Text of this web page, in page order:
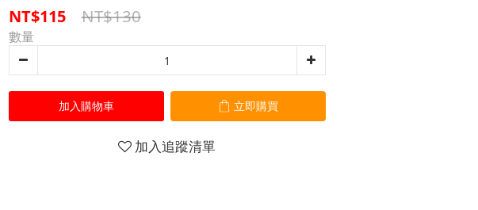
NT$115 NT$130
數量
加入購物車 立即購買
加入追蹤清單